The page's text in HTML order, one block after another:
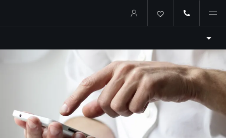
Купить квартиру в ипотеку